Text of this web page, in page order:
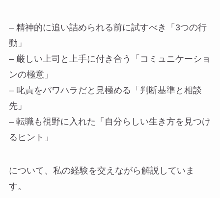
– 精神的に追い詰められる前に試すべき「3つの行
動」
– 厳しい上司と上手に付き合う「コミュニケーショ
ンの極意」
– 叱責をパワハラだと見極める「判断基準と相談
先」
– 転職も視野に入れた「自分らしい生き方を見つけ
るヒント」
について、私の経験を交えながら解説していま
す。